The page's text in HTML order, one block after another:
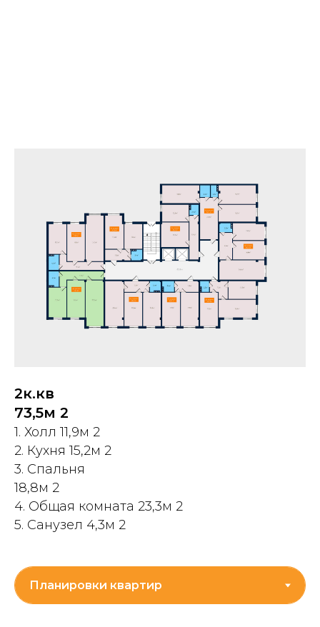
2к.кв
73,5м 2
1. Холл 11,9м 2
2. Кухня 15,2м 2
3. Спальня
18,8м 2
4. Общая комната 23,3м 2
5. Санузел 4,3м 2